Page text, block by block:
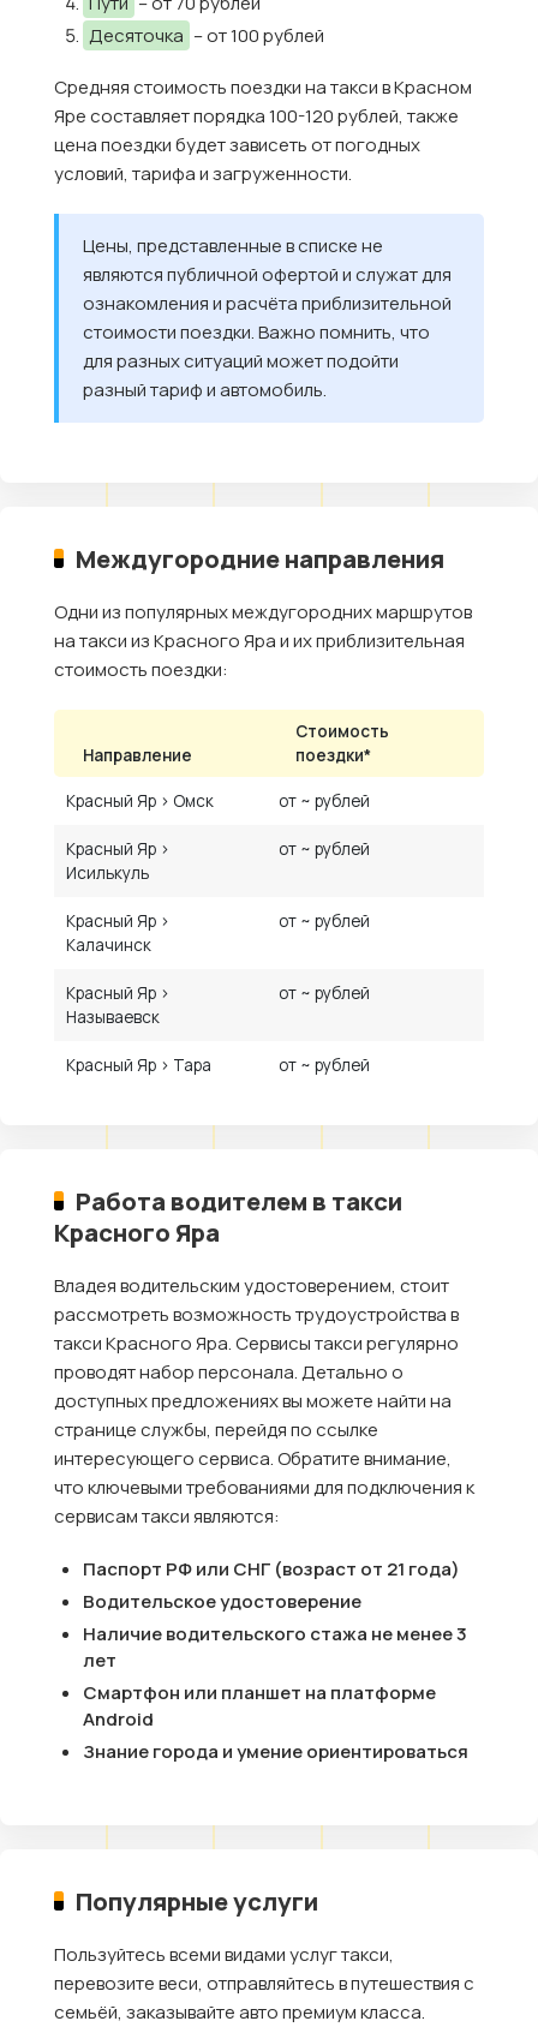
Десяточка – от 100 рублей
Средняя стоимость поездки на такси в Красном
Яре составляет порядка 100-120 рублей, также
цена поездки будет зависеть от погодных
условий, тарифа и загруженности.
Цены, представленные в списке не
являются публичной офертой и служат для
ознакомления и расчёта приблизительной
стоимости поездки. Важно помнить, что
для разных ситуаций может подойти
разный тариф и автомобиль.
Междугородние направления
Одни из популярных междугородних маршрутов
на такси из Красного Яра и их приблизительная
стоимость поездки:
Направление
Стоимость
поездки*
Красный Яр › Омск от ~ рублей
Красный Яр ›
Исилькуль
от ~ рублей
Красный Яр ›
Калачинск
от ~ рублей
Красный Яр ›
Называевск
от ~ рублей
Красный Яр › Тара от ~ рублей
Работа водителем в такси
Красного Яра
Владея водительским удостоверением, стоит
рассмотреть возможность трудоустройства в
такси Красного Яра. Сервисы такси регулярно
проводят набор персонала. Детально о
доступных предложениях вы можете найти на
странице службы, перейдя по ссылке
интересующего сервиса. Обратите внимание,
что ключевыми требованиями для подключения к
сервисам такси являются:
Паспорт РФ или СНГ (возраст от 21 года)
Водительское удостоверение
Наличие водительского стажа не менее 3
лет
Смартфон или планшет на платформе
Android
Знание города и умение ориентироваться
Популярные услуги
Пользуйтесь всеми видами услуг такси,
перевозите веси, отправляйтесь в путешествия с
семьёй, заказывайте авто премиум класса.